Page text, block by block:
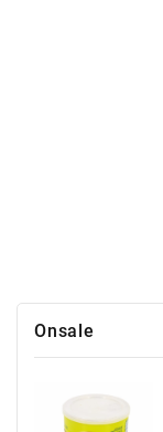
Onsale